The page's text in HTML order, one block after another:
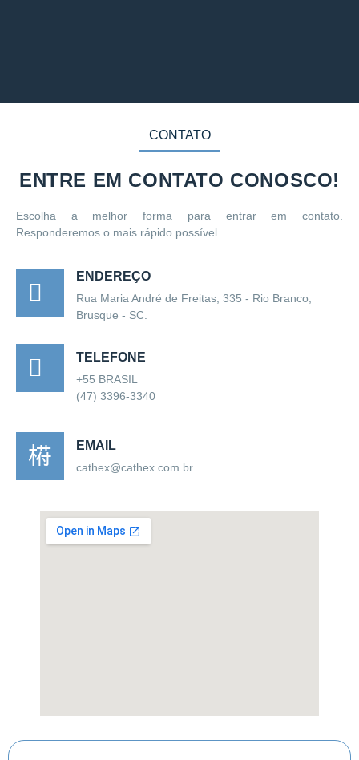
CONTATO
ENTRE EM CONTATO CONOSCO!
Escolha a melhor forma para entrar em contato.
Responderemos o mais rápido possível.
ENDEREÇO
Rua Maria André de Freitas, 335 - Rio Branco,
Brusque - SC.
TELEFONE
+55 BRASIL
(47) 3396-3340
EMAIL
cathex@cathex.com.br